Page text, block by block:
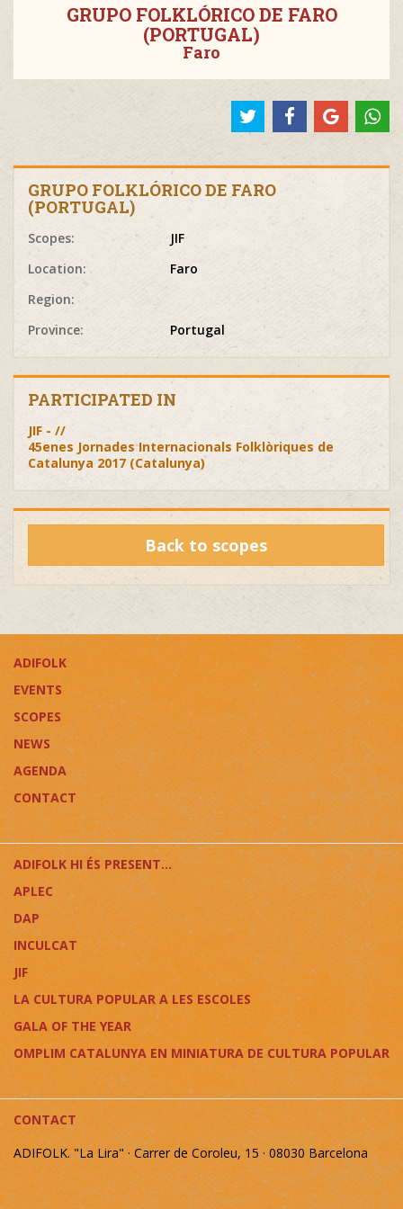
GRUPO FOLKLÓRICO DE FARO
(PORTUGAL)
Faro
GRUPO FOLKLÓRICO DE FARO
(PORTUGAL)
Scopes:
JIF
Location:
Faro
Region:
Province:
Portugal
PARTICIPATED IN
JIF - //
45enes Jornades Internacionals Folklòriques de
Catalunya 2017 (Catalunya)
Back to scopes
ADIFOLK
EVENTS
SCOPES
NEWS
AGENDA
CONTACT
ADIFOLK HI ÉS PRESENT...
APLEC
DAP
INCULCAT
JIF
LA CULTURA POPULAR A LES ESCOLES
GALA OF THE YEAR
OMPLIM CATALUNYA EN MINIATURA DE CULTURA POPULAR
CONTACT
ADIFOLK. "La Lira" · Carrer de Coroleu, 15 · 08030 Barcelona